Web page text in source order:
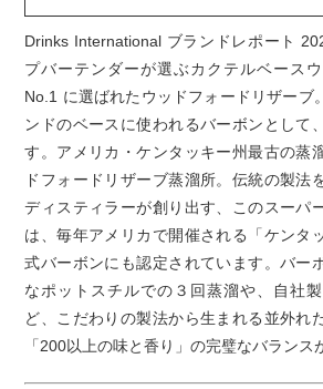
Drinks International ブランドレポート
プバーテンダーが選ぶカクテルベース
No.1 に選ばれたウッドフォードリザーブ
ンドのベースに使われるバーボンとして
す。アメリカ・ケンタッキー州最古の蒸
ドフォードリザーブ蒸溜所。伝統の製法
ディスティラーが創り出す、このスーパ
は、毎年アメリカで開催される「ケンタ
式バーボンにも認定されています。バー
なポットスチルでの３回蒸溜や、自社
ど、こだわりの製法から生まれる並外れ
「200以上の味と香り」の完璧なバランス